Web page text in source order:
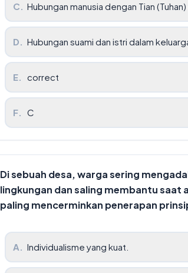
C. Hubungan manusia dengan Tian
D. Hubungan suami dan istri dalam
E. correct
F. C
Di sebuah desa, warga sering
lingkungan dan saling membantu
paling mencerminkan penerapan
A. Individualisme yang kuat.